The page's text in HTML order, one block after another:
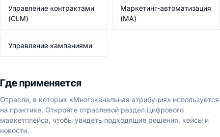
Управление контрактами
(CLM)
Маркетинг-автоматизация
(MA)
Управление кампаниями
Где применяется
Отрасли, в которых «Многоканальная атрибуция» используется
на практике. Откройте отраслевой раздел Цифрового
маркетплейса, чтобы увидеть подходящие решения, кейсы и
новости.